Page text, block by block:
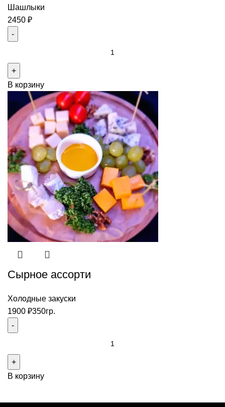
Шашлыки
2450 ₽
Шашлычный
сет
их
В корзину
Сырное ассорти
Холодные закуски
1900 ₽350гр.
Сырное
ассорти
В корзину